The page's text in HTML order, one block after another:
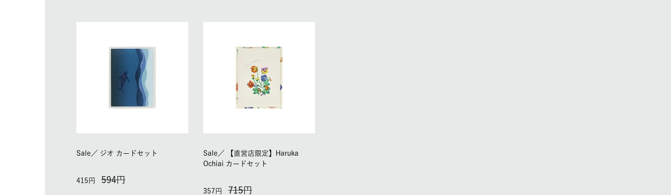
Sale／ ジオ カードセット
594
415
Sale／
【直営店限定】Haruka
Ochiai カードセット
715
357